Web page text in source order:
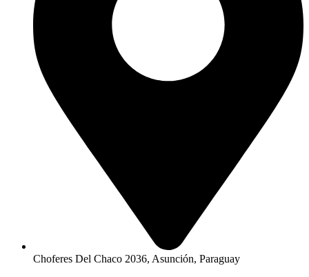
Choferes Del Chaco 2036, Asunción, Paraguay